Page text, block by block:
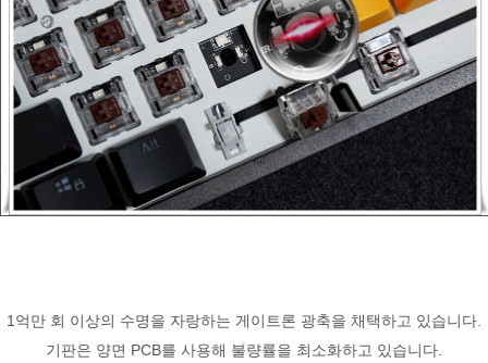
1억만 회 이상의 수명을 자랑하는 게이트론 광축을 채택하고 있습니다.
기판은 양면 PCB를 사용해 불량률을 최소화하고 있습니다.